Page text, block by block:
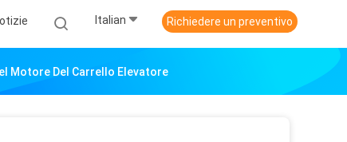
Italian Richiedere un preventivo
Motore Del Carrello Elevatore